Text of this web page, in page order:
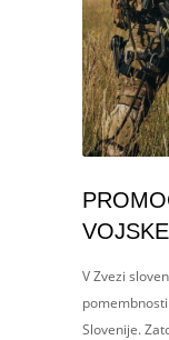
VOJSKE
V Zvezi
Slovenije.